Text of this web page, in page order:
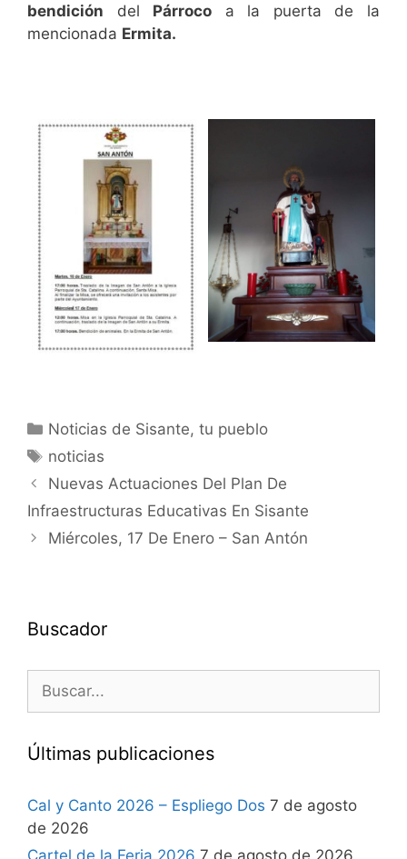
bendición del Párroco a la puerta de la
mencionada Ermita.
Noticias de Sisante, tu pueblo
noticias
Nuevas Actuaciones Del Plan De
Infraestructuras Educativas En Sisante
Miércoles, 17 De Enero – San Antón
Buscador
Últimas publicaciones
Cal y Canto 2026 – Espliego Dos 7 de agosto
de 2026
Cartel de la Feria 2026 7 de agosto de 2026